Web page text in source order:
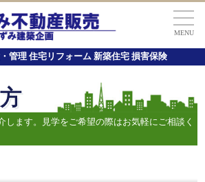
MENU
管理 住宅リフォーム 新築住宅 損害保険
します。見学をご希望の際はお気軽にご相談く